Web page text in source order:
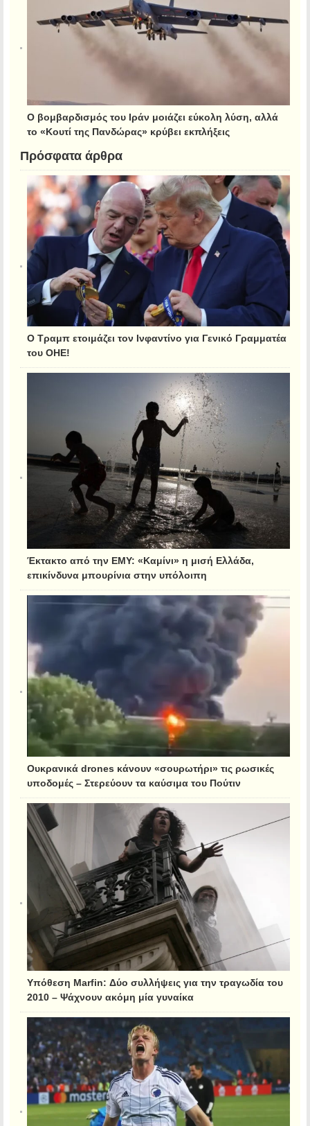
Ο βομβαρδισμός του Ιράν μοιάζει εύκολη λύση, αλλά
το «Κουτί της Πανδώρας» κρύβει εκπλήξεις
Πρόσφατα άρθρα
Ο Τραμπ ετοιμάζει τον Ινφαντίνο για Γενικό Γραμματέα
του ΟΗΕ!
Έκτακτο από την ΕΜΥ: «Καμίνι» η μισή Ελλάδα,
επικίνδυνα μπουρίνια στην υπόλοιπη
Ουκρανικά drones κάνουν «σουρωτήρι» τις ρωσικές
υποδομές – Στερεύουν τα καύσιμα του Πούτιν
Υπόθεση Marfin: Δύο συλλήψεις για την τραγωδία του
2010 – Ψάχνουν ακόμη μία γυναίκα